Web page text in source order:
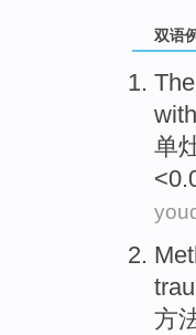
双语
The
with
单
方